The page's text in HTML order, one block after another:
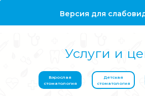
Версия для
Услуги и
Взрослая
стоматология
Детская
стоматология